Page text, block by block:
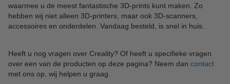
waarmee u de meest fantastische 3D-prints kunt maken. Zo
hebben wij niet alleen 3D-printers, maar ook 3D-scanners,
accessoires en onderdelen. Vandaag besteld, is snel in huis.
Heeft u nog vragen over Creality? Of heeft u specifieke vragen
over een van de producten op deze pagina? Neem dan contact
met ons op, wij helpen u graag.